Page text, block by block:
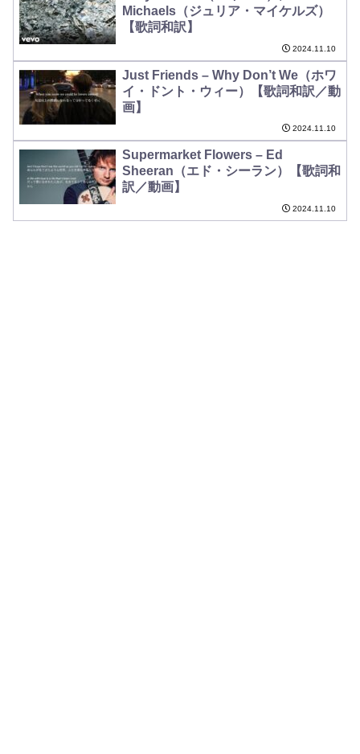
Michaels（ジュリア・マイケルズ）
【歌詞和訳】
2024.11.10
Just Friends – Why Don’t We（ホワ
イ・ドント・ウィー）【歌詞和訳／動
画】
2024.11.10
Supermarket Flowers – Ed
Sheeran（エド・シーラン）【歌詞和
訳／動画】
2024.11.10